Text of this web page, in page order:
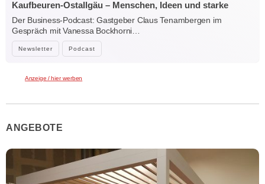
Newsletter Podcast
Kaufbeuren-Ostallgäu – Menschen, Ideen und starke
Verbindungen
Der Business-Podcast: Gastgeber Claus Tenambergen im
Gespräch mit Vanessa Bockhorni…
Anzeige / hier werben
ANGEBOTE